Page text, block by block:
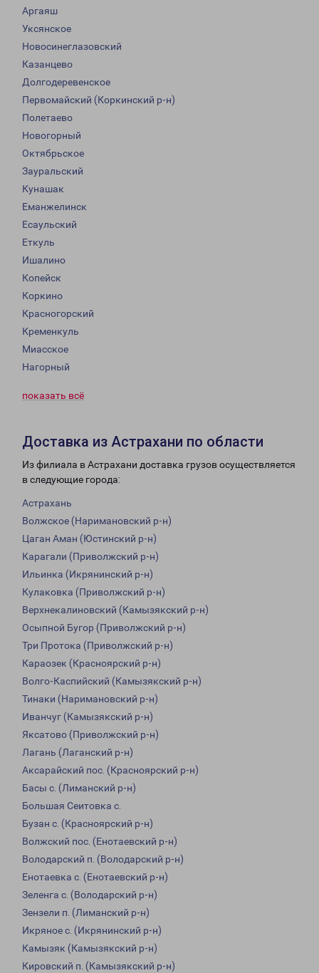
Аргаяш
Уксянское
Новосинеглазовский
Казанцево
Долгодеревенское
Первомайский (Коркинский р-н)
Полетаево
Новогорный
Октябрьское
Зауральский
Кунашак
Еманжелинск
Есаульский
Еткуль
Ишалино
Копейск
Коркино
Красногорский
Кременкуль
Миасское
Нагорный
показать всё
Доставка из Астрахани по области
Из филиала в Астрахани доставка грузов осуществляется
в следующие города:
Астрахань
Волжское (Наримановский р-н)
Цаган Аман (Юстинский р-н)
Карагали (Приволжский р-н)
Ильинка (Икрянинский р-н)
Кулаковка (Приволжский р-н)
Верхнекалиновский (Камызякский р-н)
Осыпной Бугор (Приволжский р-н)
Три Протока (Приволжский р-н)
Караозек (Красноярский р-н)
Волго-Каспийский (Камызякский р-н)
Тинаки (Наримановский р-н)
Иванчуг (Камызякский р-н)
Яксатово (Приволжский р-н)
Лагань (Лаганский р-н)
Аксарайский пос. (Красноярский р-н)
Басы с. (Лиманский р-н)
Большая Сеитовка с.
Бузан с. (Красноярский р-н)
Волжский пос. (Енотаевский р-н)
Володарский п. (Володарский р-н)
Енотаевка с. (Енотаевский р-н)
Зеленга с. (Володарский р-н)
Зензели п. (Лиманский р-н)
Икряное с. (Икрянинский р-н)
Камызяк (Камызякский р-н)
Кировский п. (Камызякский р-н)